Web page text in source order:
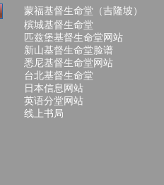
蒙福基督生命堂（吉隆坡）
槟城基督生命堂
匹兹堡基督生命堂网站
新山基督生命堂脸谱
悉尼基督生命堂网站
台北基督生命堂
日本信息网站
英语分堂网站
线上书局